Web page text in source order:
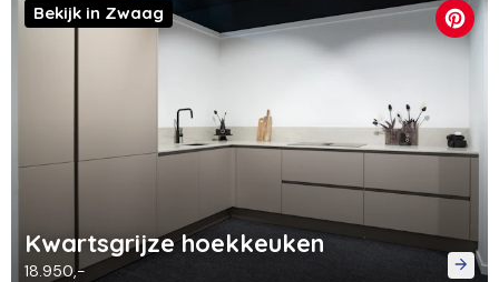
Kwartsgrijze hoekkeuken
18.950,-
Bekijk in Zwaag